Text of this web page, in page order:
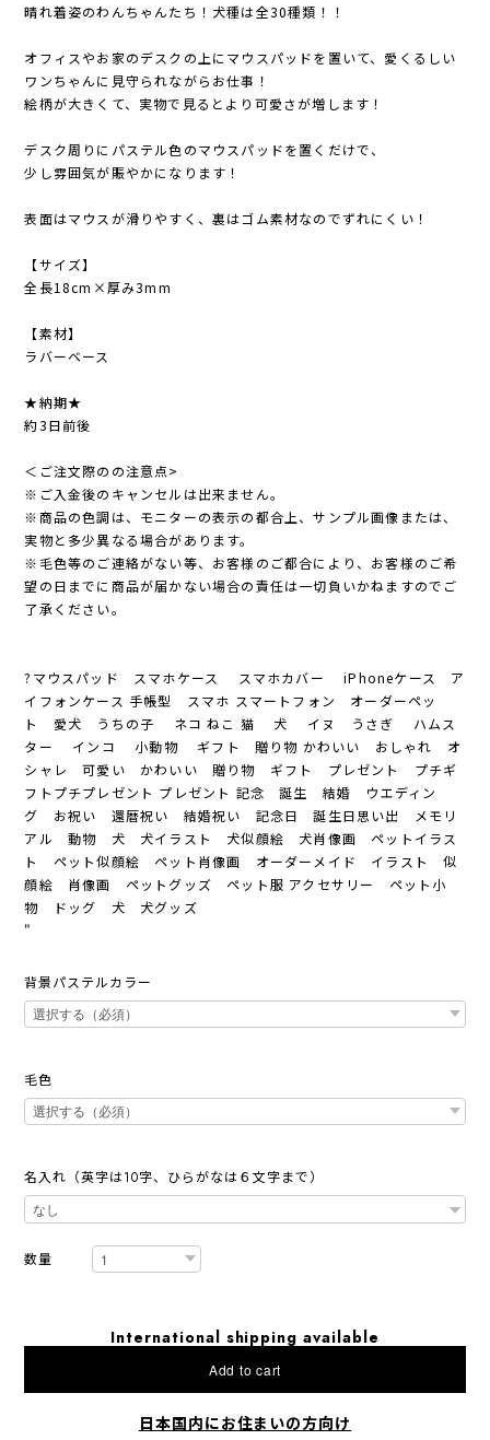
晴れ着姿のわんちゃんたち！犬種は全30種類！！
オフィスやお家のデスクの上にマウスパッドを置いて、愛くるしい
ワンちゃんに見守られながらお仕事！
絵柄が大きくて、実物で見るとより可愛さが増します！
デスク周りにパステル色のマウスパッドを置くだけで、
少し雰囲気が賑やかになります！
表面はマウスが滑りやすく、裏はゴム素材なのでずれにくい！
【サイズ】
全長18cm×厚み3mm
【素材】
ラバーベース
★納期★
約3日前後
＜ご注文際のの注意点>
※ご入金後のキャンセルは出来ません。
※商品の色調は、モニターの表示の都合上、サンプル画像または、
実物と多少異なる場合があります。
※毛色等のご連絡がない等、お客様のご都合により、お客様のご希
望の日までに商品が届かない場合の責任は一切負いかねますのでご
了承ください。
?マウスパッド スマホケース スマホカバー iPhoneケース ア
イフォンケース 手帳型 スマホ スマートフォン オーダーペッ
ト 愛犬 うちの子 ネコ ねこ 猫 犬 イヌ うさぎ ハムス
ター インコ 小動物 ギフト 贈り物 かわいい おしゃれ オ
シャレ 可愛い かわいい 贈り物 ギフト プレゼント プチギ
フトプチプレゼント プレゼント 記念 誕生 結婚 ウエディン
グ お祝い 還暦祝い 結婚祝い 記念日 誕生日思い出 メモリ
アル 動物 犬 犬イラスト 犬似顔絵 犬肖像画 ペットイラス
ト ペット似顔絵 ペット肖像画 オーダーメイド イラスト 似
顔絵 肖像画 ペットグッズ ペット服 アクセサリー ペット小
物 ドッグ 犬 犬グッズ
"
背景パステルカラー
毛色
名入れ（英字は10字、ひらがなは６文字まで）
数量
International shipping available
Add to cart
日本国内にお住まいの方向け